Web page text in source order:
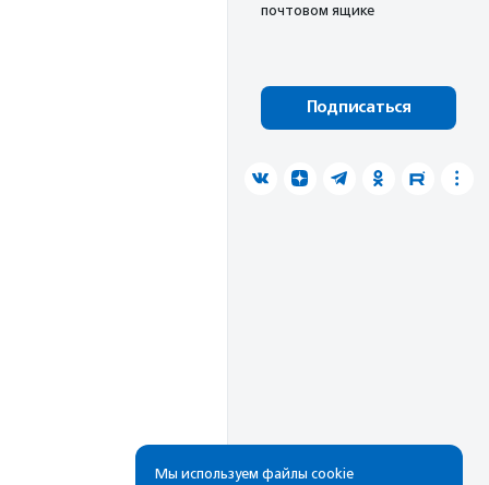
почтовом ящике
Подписаться
Мы используем файлы cookie